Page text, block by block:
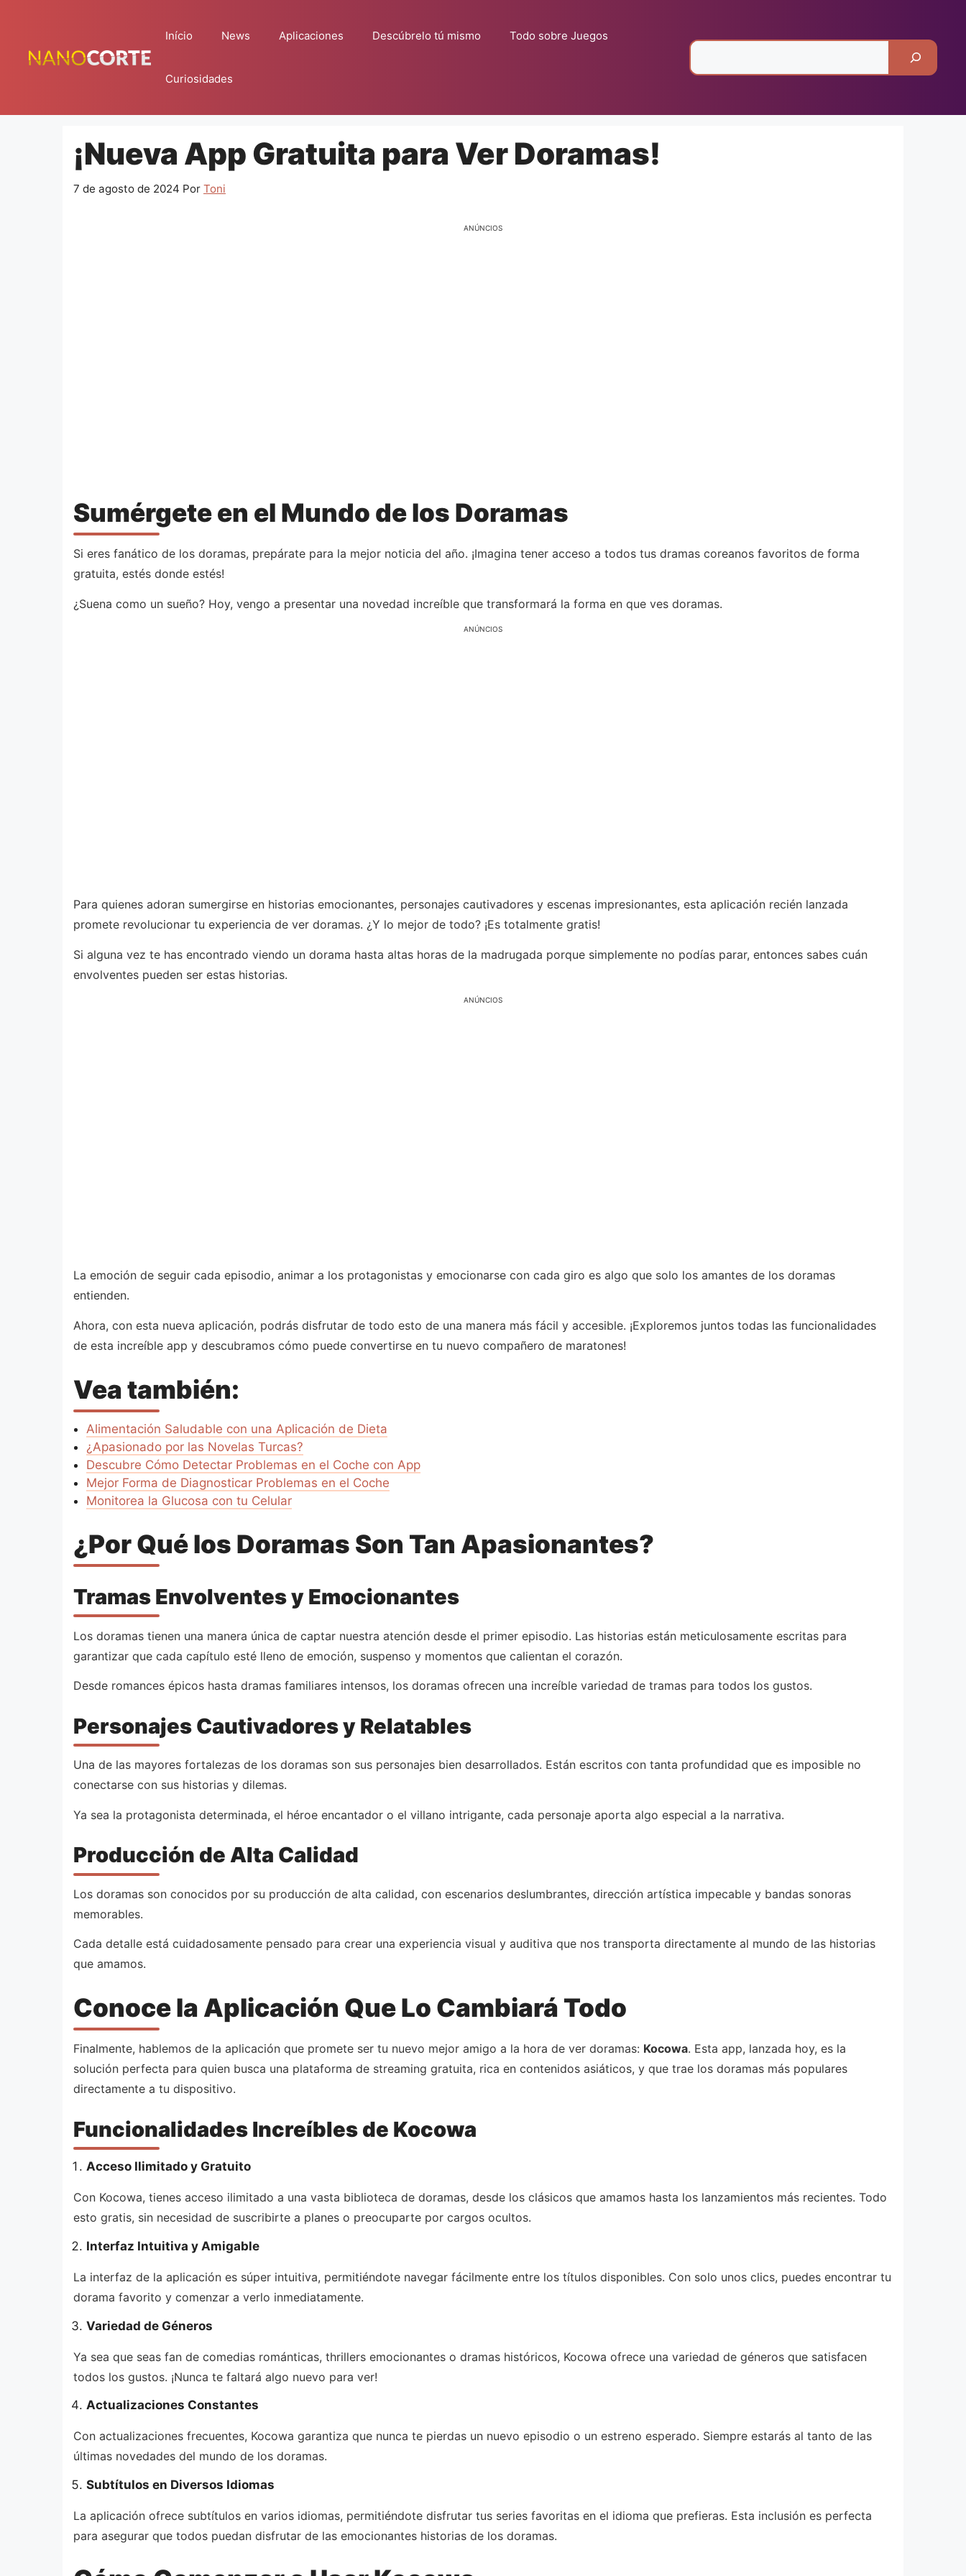
conteúdo
Início News Aplicaciones Descúbrelo tú mismo Todo sobre Juegos
Curiosidades
¡Nueva App Gratuita para Ver Doramas!
7 de agosto de 2024 Por Toni
ANÚNCIOS
Sumérgete en el Mundo de los Doramas
Si eres fanático de los doramas, prepárate para la mejor noticia del año. ¡Imagina tener acceso a todos tus dramas coreanos favoritos de forma
gratuita, estés donde estés!
¿Suena como un sueño? Hoy, vengo a presentar una novedad increíble que transformará la forma en que ves doramas.
ANÚNCIOS
Para quienes adoran sumergirse en historias emocionantes, personajes cautivadores y escenas impresionantes, esta aplicación recién lanzada
promete revolucionar tu experiencia de ver doramas. ¿Y lo mejor de todo? ¡Es totalmente gratis!
Si alguna vez te has encontrado viendo un dorama hasta altas horas de la madrugada porque simplemente no podías parar, entonces sabes cuán
envolventes pueden ser estas historias.
ANÚNCIOS
La emoción de seguir cada episodio, animar a los protagonistas y emocionarse con cada giro es algo que solo los amantes de los doramas
entienden.
Ahora, con esta nueva aplicación, podrás disfrutar de todo esto de una manera más fácil y accesible. ¡Exploremos juntos todas las funcionalidades
de esta increíble app y descubramos cómo puede convertirse en tu nuevo compañero de maratones!
Vea también:
Alimentación Saludable con una Aplicación de Dieta
¿Apasionado por las Novelas Turcas?
Descubre Cómo Detectar Problemas en el Coche con App
Mejor Forma de Diagnosticar Problemas en el Coche
Monitorea la Glucosa con tu Celular
¿Por Qué los Doramas Son Tan Apasionantes?
Tramas Envolventes y Emocionantes
Los doramas tienen una manera única de captar nuestra atención desde el primer episodio. Las historias están meticulosamente escritas para
garantizar que cada capítulo esté lleno de emoción, suspenso y momentos que calientan el corazón.
Desde romances épicos hasta dramas familiares intensos, los doramas ofrecen una increíble variedad de tramas para todos los gustos.
Personajes Cautivadores y Relatables
Una de las mayores fortalezas de los doramas son sus personajes bien desarrollados. Están escritos con tanta profundidad que es imposible no
conectarse con sus historias y dilemas.
Ya sea la protagonista determinada, el héroe encantador o el villano intrigante, cada personaje aporta algo especial a la narrativa.
Producción de Alta Calidad
Los doramas son conocidos por su producción de alta calidad, con escenarios deslumbrantes, dirección artística impecable y bandas sonoras
memorables.
Cada detalle está cuidadosamente pensado para crear una experiencia visual y auditiva que nos transporta directamente al mundo de las historias
que amamos.
Conoce la Aplicación Que Lo Cambiará Todo
Finalmente, hablemos de la aplicación que promete ser tu nuevo mejor amigo a la hora de ver doramas: Kocowa. Esta app, lanzada hoy, es la
solución perfecta para quien busca una plataforma de streaming gratuita, rica en contenidos asiáticos, y que trae los doramas más populares
directamente a tu dispositivo.
Funcionalidades Increíbles de Kocowa
Acceso Ilimitado y Gratuito
Con Kocowa, tienes acceso ilimitado a una vasta biblioteca de doramas, desde los clásicos que amamos hasta los lanzamientos más recientes. Todo
esto gratis, sin necesidad de suscribirte a planes o preocuparte por cargos ocultos.
Interfaz Intuitiva y Amigable
La interfaz de la aplicación es súper intuitiva, permitiéndote navegar fácilmente entre los títulos disponibles. Con solo unos clics, puedes encontrar tu
dorama favorito y comenzar a verlo inmediatamente.
Variedad de Géneros
Ya sea que seas fan de comedias románticas, thrillers emocionantes o dramas históricos, Kocowa ofrece una variedad de géneros que satisfacen
todos los gustos. ¡Nunca te faltará algo nuevo para ver!
Actualizaciones Constantes
Con actualizaciones frecuentes, Kocowa garantiza que nunca te pierdas un nuevo episodio o un estreno esperado. Siempre estarás al tanto de las
últimas novedades del mundo de los doramas.
Subtítulos en Diversos Idiomas
La aplicación ofrece subtítulos en varios idiomas, permitiéndote disfrutar tus series favoritas en el idioma que prefieras. Esta inclusión es perfecta
para asegurar que todos puedan disfrutar de las emocionantes historias de los doramas.